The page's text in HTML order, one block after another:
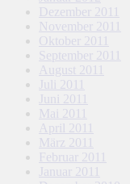
Dezember 2011
November 2011
Oktober 2011
September 2011
August 2011
Juli 2011
Juni 2011
Mai 2011
April 2011
März 2011
Februar 2011
Januar 2011